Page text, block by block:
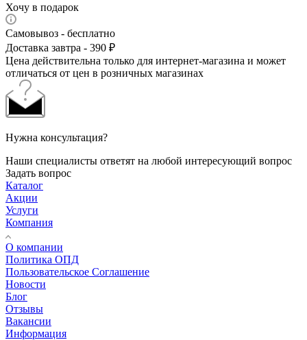
Хочу в подарок
Самовывоз - бесплатно
Доставка завтра - 390 ₽
Цена действительна только для интернет-магазина и может
отличаться от цен в розничных магазинах
Нужна консультация?
Наши специалисты ответят на любой интересующий вопрос
Задать вопрос
Каталог
Акции
Услуги
Компания
О компании
Политика ОПД
Пользовательское Соглашение
Новости
Блог
Отзывы
Вакансии
Информация